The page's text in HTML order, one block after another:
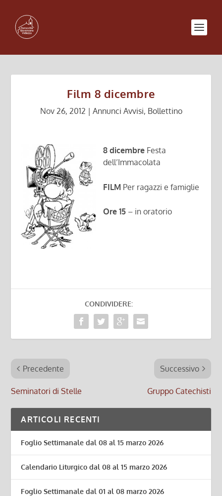
Film 8 dicembre
Nov 26, 2012 | Annunci Avvisi, Bollettino
8 dicembre Festa
dell’Immacolata
FILM Per ragazzi e famiglie
Ore 15 – in oratorio
CONDIVIDERE:
Precedente
Seminatori di Stelle
Successivo
Gruppo Catechisti
ARTICOLI RECENTI
Foglio Settimanale dal 08 al 15 marzo 2026
Calendario Liturgico dal 08 al 15 marzo 2026
Foglio Settimanale dal 01 al 08 marzo 2026